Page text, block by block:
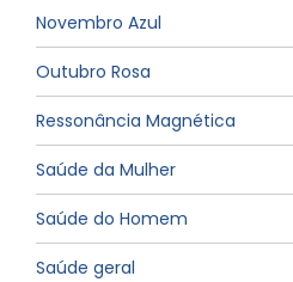
Novembro Azul
Outubro Rosa
Ressonância Magnética
Saúde da Mulher
Saúde do Homem
Saúde geral